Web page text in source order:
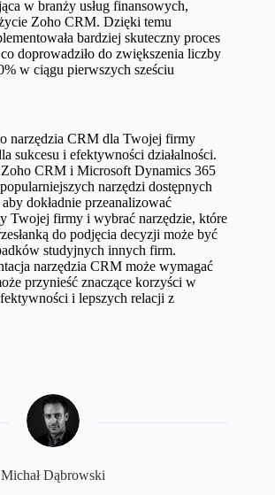
w branży usług finansowych,
Zoho CRM. Dzięki temu
bardziej skuteczny proces
doprowadziło do zwiększenia liczby
w ciągu pierwszych sześciu
narzędzia CRM dla Twojej firmy
sukcesu i efektywności działalności.
Zoho CRM i Microsoft Dynamics 365
narzędzi dostępnych
dokładnie przeanalizować
Twojej firmy i wybrać narzędzie, które
do podjęcia decyzji może być
studyjnych innych firm.
narzędzia CRM może wymagać
przynieść znaczące korzyści w
i lepszych relacji z
Michał Dąbrowski